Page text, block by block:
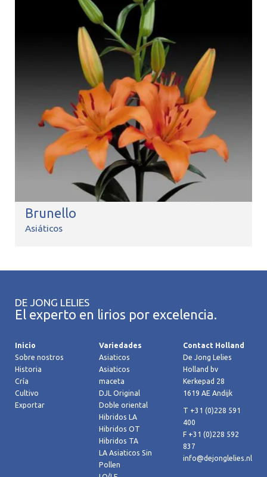
Brunello
Asiáticos
DE JONG LELIES
El experto en lirios por excelencia.
Inicio
Sobre nostros
Historia
Cría
Cultivo
Exportar
Variedades
Asiaticos
Asiaticos
maceta
DJL Original
Doble oriental
Hibridos LA
Hibridos OT
Hibridos TA
LA Asiaticos Sin
Pollen
Contact Holland
De Jong Lelies
Holland bv
Kerkepad 28
1619 AE Andijk
T +31 (0)228 591
400
F +31 (0)228 592
837
info@dejonglelies.nl